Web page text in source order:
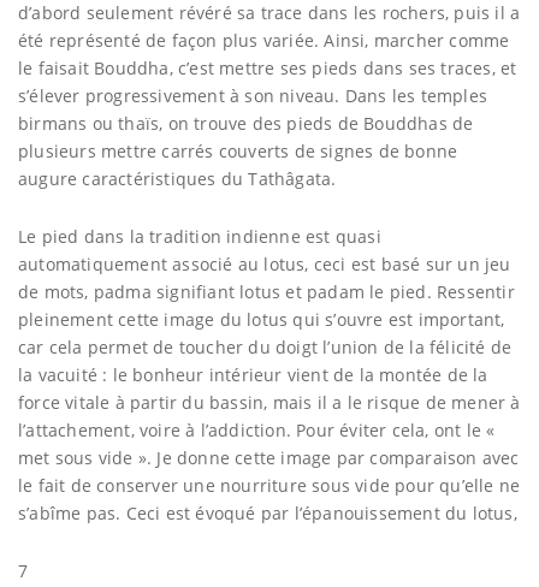
d’abord seulement révéré sa trace dans les rochers, puis il a
été représenté de façon plus variée. Ainsi, marcher comme
le faisait Bouddha, c’est mettre ses pieds dans ses traces, et
s’élever progressivement à son niveau. Dans les temples
birmans ou thaïs, on trouve des pieds de Bouddhas de
plusieurs mettre carrés couverts de signes de bonne
augure caractéristiques du Tathâgata.
Le pied dans la tradition indienne est quasi
automatiquement associé au lotus, ceci est basé sur un jeu
de mots, padma signifiant lotus et padam le pied. Ressentir
pleinement cette image du lotus qui s’ouvre est important,
car cela permet de toucher du doigt l’union de la félicité de
la vacuité : le bonheur intérieur vient de la montée de la
force vitale à partir du bassin, mais il a le risque de mener à
l’attachement, voire à l’addiction. Pour éviter cela, ont le «
met sous vide ». Je donne cette image par comparaison avec
le fait de conserver une nourriture sous vide pour qu’elle ne
s’abîme pas. Ceci est évoqué par l’épanouissement du lotus,
7